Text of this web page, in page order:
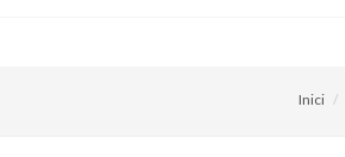
Inici